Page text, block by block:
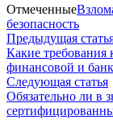
Отмеченные
безопасность
Навигация
по
записям
Предыдущая
Какие
финансовой и
Следующая статья
Обязательно ли в